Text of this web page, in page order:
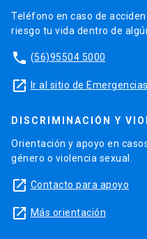
Teléfono en caso de
riesgo tu vida dentro de
phone (56)95504 5000
launch Ir al sitio de Emergencias
DISCRIMINACIÓN Y
Orientación y apoyo en
género o violencia sexual.
launch Contacto para apoyo
launch Más orientación